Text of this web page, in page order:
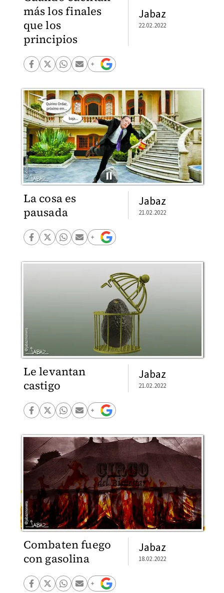
más los finales
que los
principios
Jabaz
22.02.2022
La cosa es
pausada
Jabaz
21.02.2022
Le levantan
castigo
Jabaz
21.02.2022
Combaten fuego
con gasolina
Jabaz
18.02.2022